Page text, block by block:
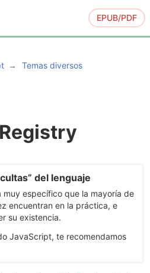
EPUB/PDF
Temas diversos
del lenguaje
muy específico que la mayoría de
encuentran en la práctica, e
su existencia.
JavaScript, te recomendamos